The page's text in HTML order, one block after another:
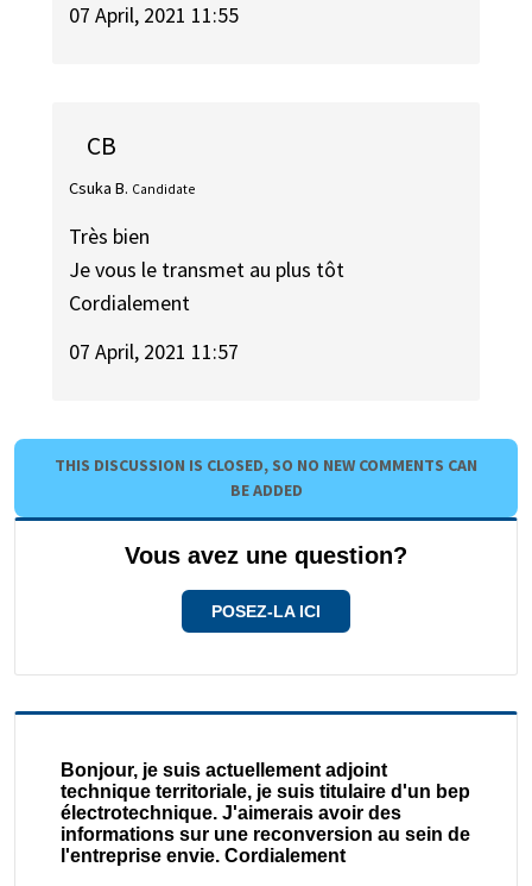
07 April, 2021 11:55
CB
Csuka B. Candidate
Très bien
Je vous le transmet au plus tôt
Cordialement
07 April, 2021 11:57
THIS DISCUSSION IS CLOSED, SO NO NEW COMMENTS CAN
BE ADDED
Vous avez une question?
POSEZ-LA ICI
Bonjour, je suis actuellement adjoint
technique territoriale, je suis titulaire d'un bep
électrotechnique. J'aimerais avoir des
informations sur une reconversion au sein de
l'entreprise envie. Cordialement